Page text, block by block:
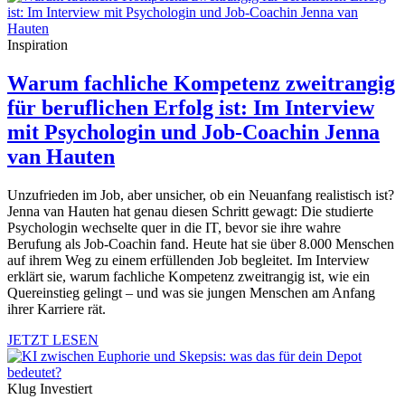
Inspiration
Warum fachliche Kompetenz zweitrangig
für beruflichen Erfolg ist: Im Interview
mit Psychologin und Job-Coachin Jenna
van Hauten
Unzufrieden im Job, aber unsicher, ob ein Neuanfang realistisch ist?
Jenna van Hauten hat genau diesen Schritt gewagt: Die studierte
Psychologin wechselte quer in die IT, bevor sie ihre wahre
Berufung als Job-Coachin fand. Heute hat sie über 8.000 Menschen
auf ihrem Weg zu einem erfüllenden Job begleitet. Im Interview
erklärt sie, warum fachliche Kompetenz zweitrangig ist, wie ein
Quereinstieg gelingt – und was sie jungen Menschen am Anfang
ihrer Karriere rät.
JETZT LESEN
Klug Investiert